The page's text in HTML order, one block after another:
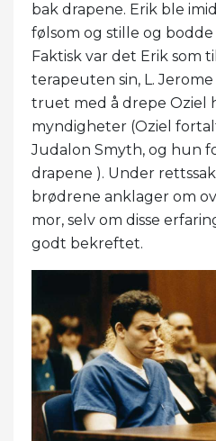
bak drapene. Erik ble
følsom og stille og bodde
Faktisk var det Erik som
terapeuten sin, L.
truet med å drepe Oziel
myndigheter (Oziel
Judalon Smyth, og hun
drapene ). Under
brødrene anklager om
mor, selv om disse
godt bekreftet.